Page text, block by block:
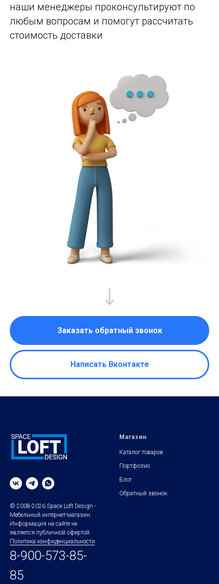
наши менеджеры проконсультируют по
любым вопросам и помогут рассчитать
стоимость доставки
Заказать обратный звонок
Написать Вконтакте
© 2008-2026 Space Loft Design -
Мебельный интернет-магазин.
Информация на сайте не
является публичной офертой.
Политика конфиденциальности
8-900-573-85-
85
Магазин
Каталог товаров
Портфолио
Блог
Обратный звонок